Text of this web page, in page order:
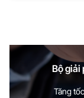
Bộ giải
Tăng